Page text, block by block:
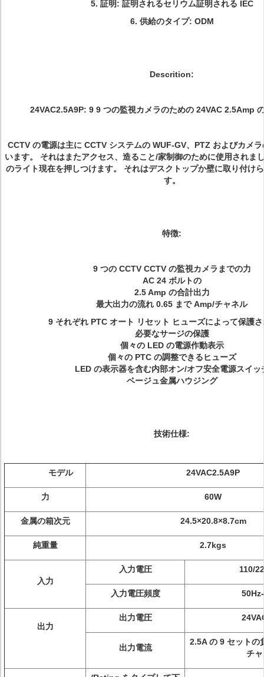
5. 証明: 証明されるセリウム証明される IEC
6. 供給のタイプ: ODM
Descrition:
24VAC2.5A9P: 9 9 つの監視カメラのための 24VAC 2.5Amp
CCTV の電源は主に CCTV システムの WUF-GV、PTZ およびカメ
います。 それはまたアクセス、造ること/家制御のために使用されま
のライト現在を押しつけます。 それはデスクトップか壁に取り付け
す。
特徴:
9 つの CCTV CCTV の監視カメラまでの力
AC 24 ボルトの
2.5 Amp の合計出力
最大出力の流れ 0.65 まで Amp/チャネル
9 それぞれ PTC オート リセット ヒューズによって保護
必要なサージの保護
個々の LED の電源作動表示
個々の PTC の調整できるヒューズ
LED の表示器を含む内部オン/オフ安全電源スイッ
ベージュ金属ハウジング
技術仕様:
モデル 24VAC2.5A9P
力 60W
金属の箱次元 24.5×20.8×8.7cm
純重量 2.7kgs
入力
入力電圧 110/
入力電圧頻度
出力
出力電圧
出力電流
2.5A の 9 セットの
チ